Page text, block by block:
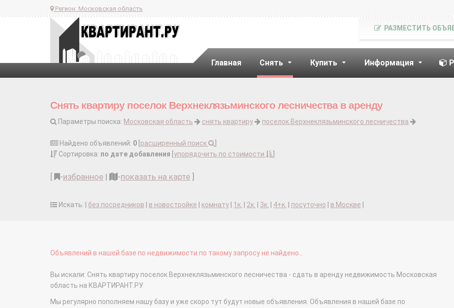
Регион: Московская область
Главная Снять Купить Информация
РАЗМЕСТИТЬ
Снять квартиру поселок Верхнеклязьминского лесничества в аренду
Параметры поиска: Московская область снять квартиру поселок Верхнеклязьминского лесничества
Найдено объявлений: 0 расширенный поиск
Сортировка: по дате добавления упорядочить по стоимости
-избранное | -показать на карте
Искать: | без посредников в новостройке комнату 1к. 2к. 3к. 4+к. посуточно в Москве
Объявлений в нашей базе по недвижимости по такому запросу не найдено...
Вы искали: Снять квартиру поселок Верхнеклязьминского лесничества - сдать в аренду недвижимость Московская
область на КВАРТИРАНТ.РУ
Мы регулярно пополняем нашу базу и уже скоро тут будут новые объявления. Объявления в нашей базе по